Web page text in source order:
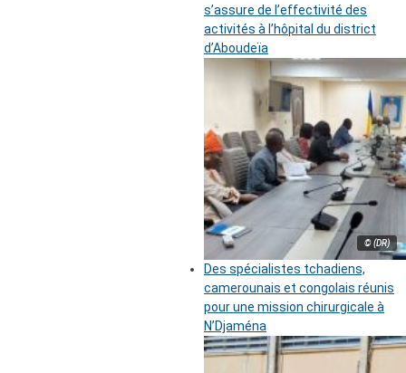
s’assure de l’effectivité des
activités à l’hôpital du district
d’Aboudeïa
© (DR)
Des spécialistes tchadiens,
camerounais et congolais réunis
pour une mission chirurgicale à
N’Djaména